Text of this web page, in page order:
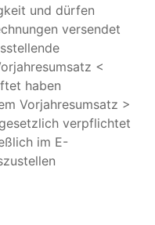
und dürfen
versendet
<
haben
Vorjahresumsatz >
verpflichtet
im E-